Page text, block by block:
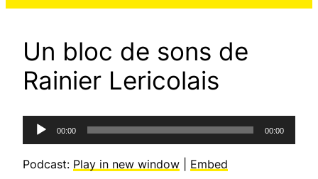
Un bloc de sons de
Rainier Lericolais
Lecteur
audio
00:00 00:00
Podcast: Play in new window Embed